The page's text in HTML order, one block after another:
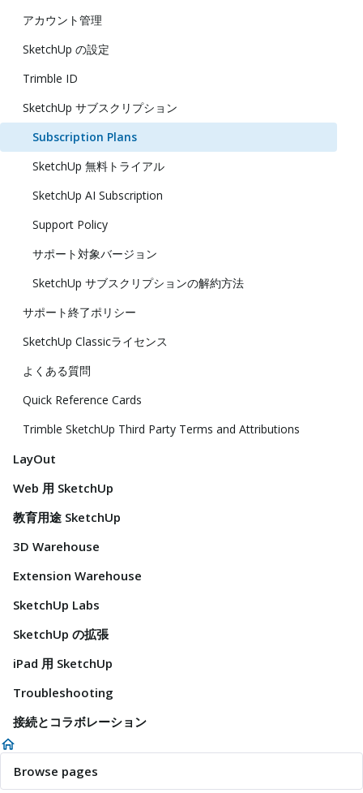
アカウント管理
SketchUp の設定
Trimble ID
SketchUp サブスクリプション
Subscription Plans
SketchUp 無料トライアル
SketchUp AI Subscription
Support Policy
サポート対象バージョン
SketchUp サブスクリプションの解約方法
サポート終了ポリシー
SketchUp Classicライセンス
よくある質問
Quick Reference Cards
Trimble SketchUp Third Party Terms and Attributions
LayOut
Web 用 SketchUp
教育用途 SketchUp
3D Warehouse
Extension Warehouse
SketchUp Labs
SketchUp の拡張
iPad 用 SketchUp
Troubleshooting
接続とコラボレーション
Browse pages